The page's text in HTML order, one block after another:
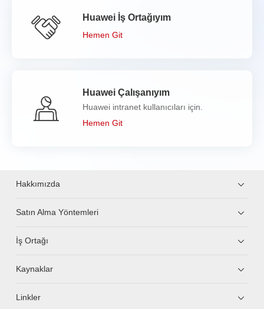
Huawei İş Ortağıyım
Hemen Git
Huawei Çalışanıyım
Huawei intranet kullanıcıları için.
Hemen Git
Hakkımızda
Satın Alma Yöntemleri
İş Ortağı
Kaynaklar
Linkler